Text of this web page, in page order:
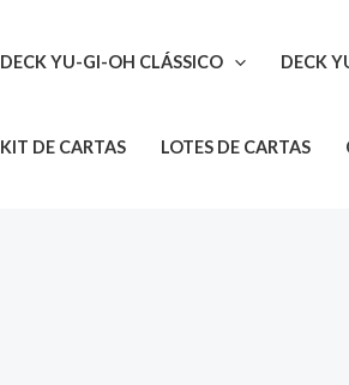
DECK YU-GI-OH CLÁSSICO DECK
KIT DE CARTAS LOTES DE CARTAS